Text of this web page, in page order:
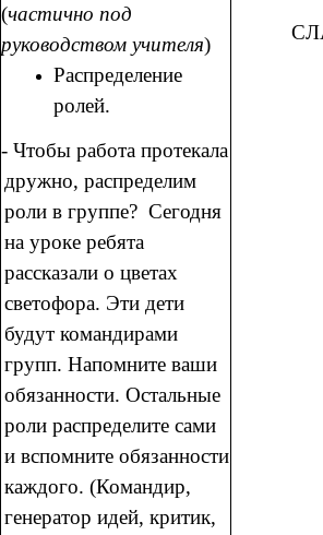
(частично под
руководством учителя)
Распределение
ролей.
- Чтобы работа протекала
дружно, распределим
роли в группе? Сегодня
на уроке ребята
рассказали о цветах
светофора. Эти дети
будут командирами
групп. Напомните ваши
обязанности. Остальные
роли распределите сами
и вспомните обязанности
каждого. (Командир,
генератор идей, критик,